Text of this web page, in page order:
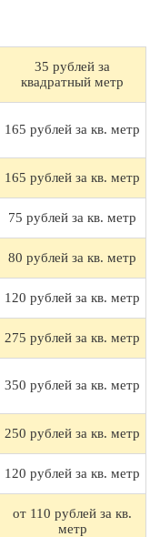
35 рублей за
квадратный метр
165 рублей за кв. метр
165 рублей за кв. метр
75 рублей за кв. метр
80 рублей за кв. метр
120 рублей за кв. метр
275 рублей за кв. метр
350 рублей за кв. метр
250 рублей за кв. метр
120 рублей за кв. метр
от 110 рублей за кв.
метр